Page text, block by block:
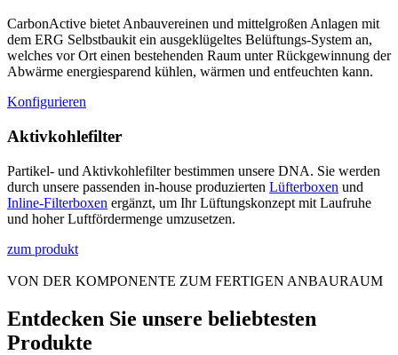
CarbonActive bietet Anbauvereinen und mittelgroßen Anlagen mit
dem ERG Selbstbaukit ein ausgeklügeltes Belüftungs-System an,
welches vor Ort einen bestehenden Raum unter Rückgewinnung der
Abwärme energiesparend kühlen, wärmen und entfeuchten kann.
Konfigurieren
Aktivkohlefilter
Partikel- und Aktivkohlefilter bestimmen unsere DNA. Sie werden
durch unsere passenden in-house produzierten Lüfterboxen und
Inline-Filterboxen ergänzt, um Ihr Lüftungskonzept mit Laufruhe
und hoher Luftfördermenge umzusetzen.
zum produkt
VON DER KOMPONENTE ZUM FERTIGEN ANBAURAUM
Entdecken Sie unsere beliebtesten
Produkte